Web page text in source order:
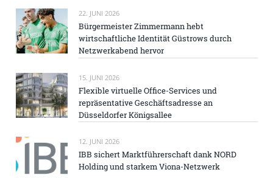
22. JUNI 2026
Bürgermeister Zimmermann hebt
wirtschaftliche Identität Güstrows durch
Netzwerkabend hervor
15. JUNI 2026
Flexible virtuelle Office-Services und
repräsentative Geschäftsadresse an
Düsseldorfer Königsallee
12. JUNI 2026
IBB sichert Marktführerschaft dank NORD
Holding und starkem Viona-Netzwerk